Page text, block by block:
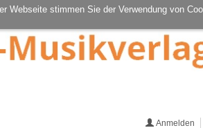
Webseite stimmen Sie der Verwendung von
Anmelden